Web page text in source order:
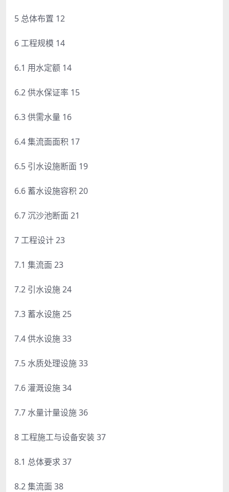
5 总体布置 12
6 工程规模 14
6.1 用水定额 14
6.2 供水保证率 15
6.3 供需水量 16
6.4 集流面面积 17
6.5 引水设施断面 19
6.6 蓄水设施容积 20
6.7 沉沙池断面 21
7 工程设计 23
7.1 集流面 23
7.2 引水设施 24
7.3 蓄水设施 25
7.4 供水设施 33
7.5 水质处理设施 33
7.6 灌溉设施 34
7.7 水量计量设施 36
8 工程施工与设备安装 37
8.1 总体要求 37
8.2 集流面 38